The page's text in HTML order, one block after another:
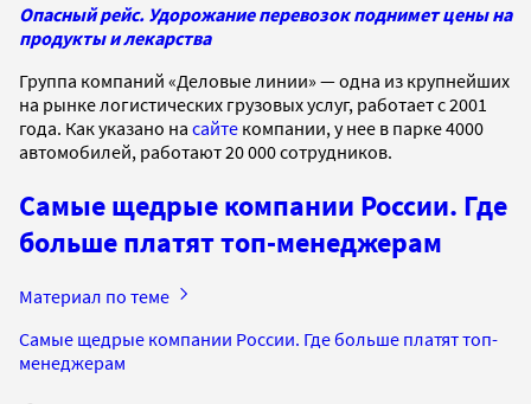
Опасный рейс. Удорожание перевозок поднимет цены на
продукты и лекарства
Группа компаний «Деловые линии» — одна из крупнейших
на рынке логистических грузовых услуг, работает с 2001
года. Как указано на сайте компании, у нее в парке 4000
автомобилей, работают 20 000 сотрудников.
Самые щедрые компании России. Где
больше платят топ-менеджерам
Материал по теме
Самые щедрые компании России. Где больше платят топ-
менеджерам